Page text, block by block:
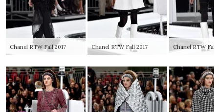
Chanel RTW Fall 2017 Chanel RTW Fall 2017 Chanel RTW Fall